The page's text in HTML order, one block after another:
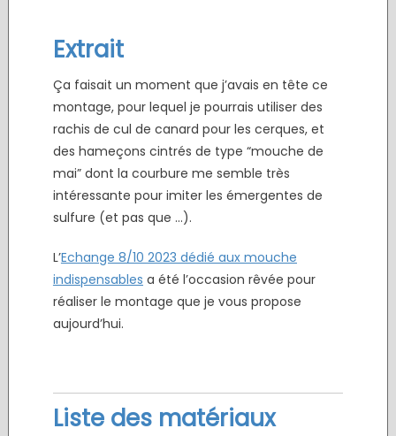
Extrait
Ça faisait un moment que j’avais en tête ce
montage, pour lequel je pourrais utiliser des
rachis de cul de canard pour les cerques, et
des hameçons cintrés de type “mouche de
mai” dont la courbure me semble très
intéressante pour imiter les émergentes de
sulfure (et pas que …).
L’Echange 8/10 2023 dédié aux mouche
indispensables a été l’occasion rêvée pour
réaliser le montage que je vous propose
aujourd’hui.
Liste des matériaux